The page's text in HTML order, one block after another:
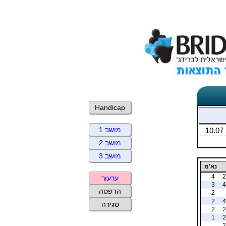
10.07
נא'מ
4
3
2
2
2
1
Handicap
מושב 1
מושב 2
מושב 3
ערעור
הדפסה
סגירה